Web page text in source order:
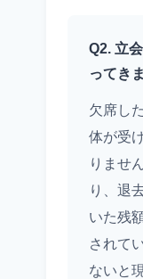
Q2. 立
ってき
欠席し
体が受
りませ
り、退
いた残
されて
ないと